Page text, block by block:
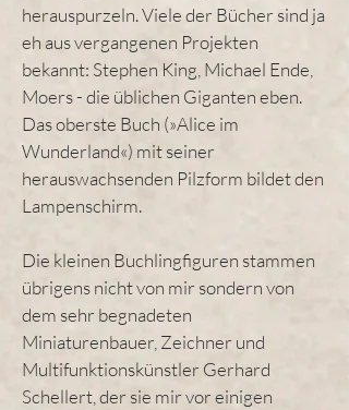
herauspurzeln. Viele der Bücher sind ja
eh aus vergangenen Projekten
bekannt: Stephen King, Michael Ende,
Moers - die üblichen Giganten eben.
Das oberste Buch (»Alice im
Wunderland«) mit seiner
herauswachsenden Pilzform bildet den
Lampenschirm.
Die kleinen Buchlingfiguren stammen
übrigens nicht von mir sondern von
dem sehr begnadeten
Miniaturenbauer, Zeichner und
Multifunktionskünstler Gerhard
Schellert, der sie mir vor einigen